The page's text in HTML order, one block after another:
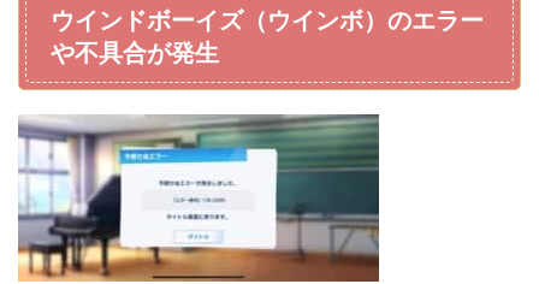
ウインドボーイズ（ウインボ）のエラー
や不具合が発生